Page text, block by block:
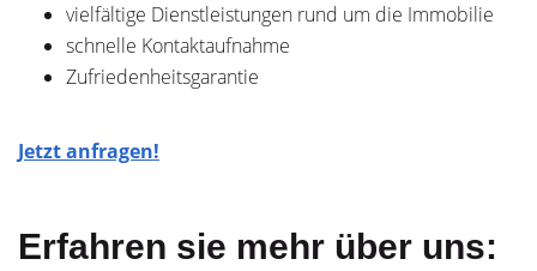
vielfältige Dienstleistungen rund um die Immobilie
schnelle Kontaktaufnahme
Zufriedenheitsgarantie
Jetzt anfragen!
Erfahren sie mehr über uns: